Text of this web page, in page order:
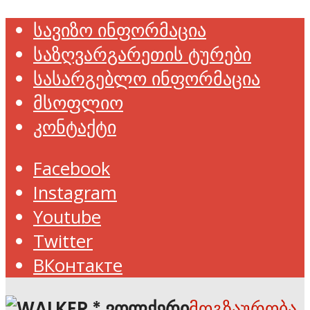
სავიზო ინფორმაცია
საზღვარგარეთის ტურები
სასარგებლო ინფორმაცია
მსოფლიო
კონტაქტი
Facebook
Instagram
Youtube
Twitter
ВКонтакте